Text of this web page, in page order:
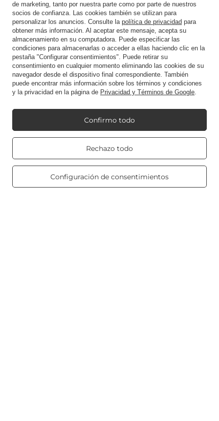
Quiero devolver un producto
Quiero crear una nueva cuenta usando esta
dirección (no recomendado)
Contacto
Cuenta
Mi Candle World
Información del producto
de marketing, tanto por nuestra parte como por parte de nuestros
socios de confianza. Las cookies también se utilizan para
personalizar los anuncios. Consulte la política de privacidad para
obtener más información. Al aceptar este mensaje, acepta su
almacenamiento en su computadora. Puede especificar las
condiciones para almacenarlas o acceder a ellas haciendo clic en la
pestaña "Configurar consentimientos". Puede retirar su
consentimiento en cualquier momento eliminando las cookies de su
navegador desde el dispositivo final correspondiente. También
puede encontrar más información sobre los términos y condiciones
y la privacidad en la página de Privacidad y Términos de Google.
Rechazo todo
Configuración de consentimientos
Confirmo todo